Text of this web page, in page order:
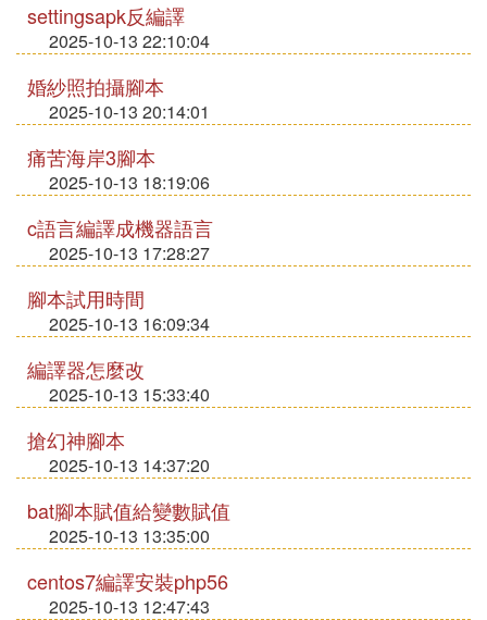
settingsapk反編譯
2025-10-13 22:10:04
婚紗照拍攝腳本
2025-10-13 20:14:01
痛苦海岸3腳本
2025-10-13 18:19:06
c語言編譯成機器語言
2025-10-13 17:28:27
腳本試用時間
2025-10-13 16:09:34
編譯器怎麼改
2025-10-13 15:33:40
搶幻神腳本
2025-10-13 14:37:20
bat腳本賦值給變數賦值
2025-10-13 13:35:00
centos7編譯安裝php56
2025-10-13 12:47:43